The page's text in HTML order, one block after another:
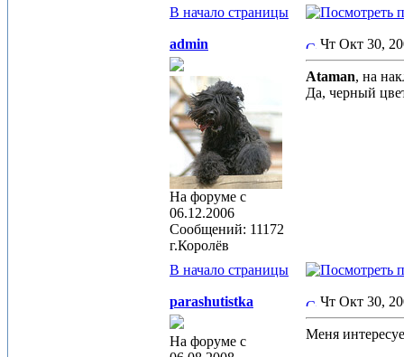
В начало страницы
admin
На форуме с
06.12.2006
Сообщений: 11172
г.Королёв
Чт Окт 30,
Ataman, на
Да, черный
В начало страницы
parashutistka
На форуме с
Чт Окт 30,
Меня